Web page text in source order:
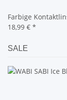
Farbige
18,99 € *
SALE